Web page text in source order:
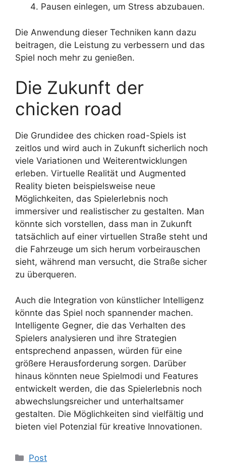
Pausen einlegen, um Stress abzubauen.
Die Anwendung dieser Techniken kann dazu
beitragen, die Leistung zu verbessern und das
Spiel noch mehr zu genießen.
Die Zukunft der
chicken road
Die Grundidee des chicken road-Spiels ist
zeitlos und wird auch in Zukunft sicherlich noch
viele Variationen und Weiterentwicklungen
erleben. Virtuelle Realität und Augmented
Reality bieten beispielsweise neue
Möglichkeiten, das Spielerlebnis noch
immersiver und realistischer zu gestalten. Man
könnte sich vorstellen, dass man in Zukunft
tatsächlich auf einer virtuellen Straße steht und
die Fahrzeuge um sich herum vorbeirauschen
sieht, während man versucht, die Straße sicher
zu überqueren.
Auch die Integration von künstlicher Intelligenz
könnte das Spiel noch spannender machen.
Intelligente Gegner, die das Verhalten des
Spielers analysieren und ihre Strategien
entsprechend anpassen, würden für eine
größere Herausforderung sorgen. Darüber
hinaus könnten neue Spielmodi und Features
entwickelt werden, die das Spielerlebnis noch
abwechslungsreicher und unterhaltsamer
gestalten. Die Möglichkeiten sind vielfältig und
bieten viel Potenzial für kreative Innovationen.
Kategoriler
Post